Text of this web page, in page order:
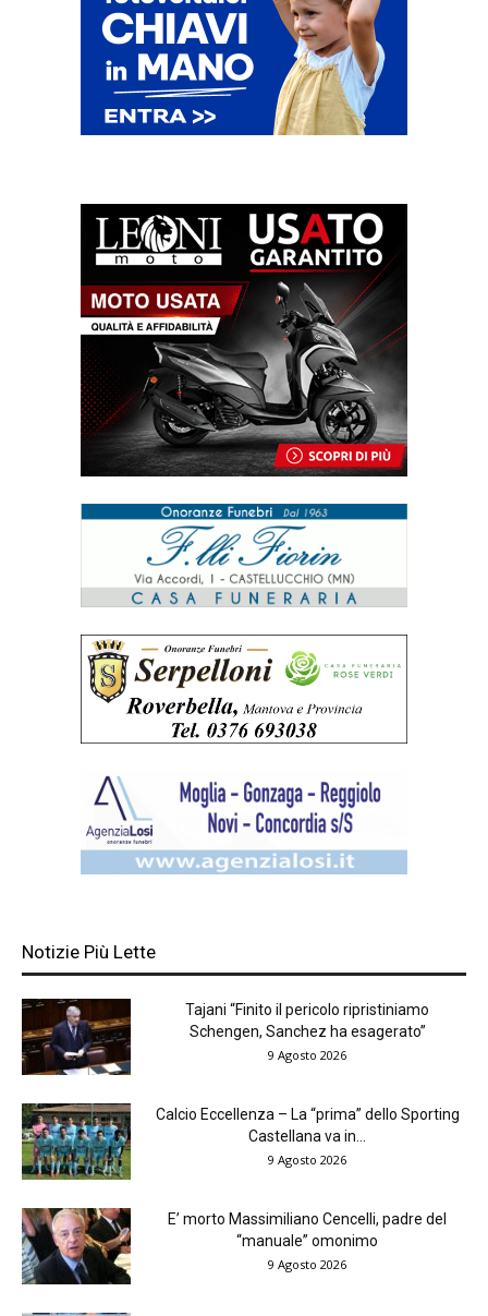
Notizie Più Lette
Tajani “Finito il pericolo ripristiniamo
Schengen, Sanchez ha esagerato”
9 Agosto 2026
Calcio Eccellenza – La “prima” dello Sporting
Castellana va in...
9 Agosto 2026
E’ morto Massimiliano Cencelli, padre del
“manuale” omonimo
9 Agosto 2026